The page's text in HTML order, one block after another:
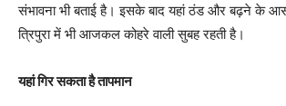
संभावना भी बताई है। इसके बाद यहां ठंड और बढ़ने के
त्रिपुरा में भी आजकल कोहरे वाली सुबह रहती है।
यहां गिर सकता है तापमान